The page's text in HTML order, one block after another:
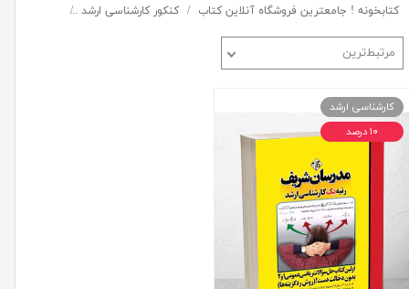
کتابخونه ! جامعترین فروشگاه آنلاین کتاب کنکور کارشناسی ارشد
مرتبط‌ترین
کارشناسی ارشد
۱۰ درصد